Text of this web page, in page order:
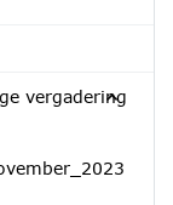
vergadering